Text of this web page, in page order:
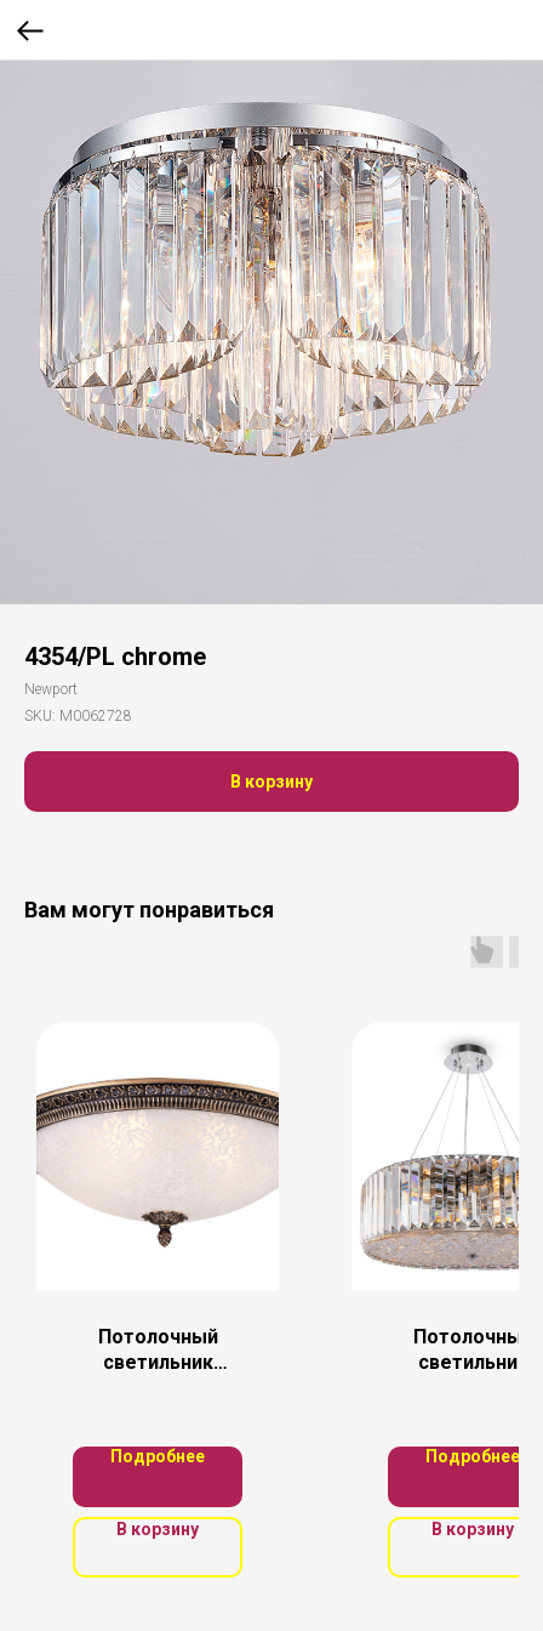
4354/PL chrome
Newport
SKU: М0062728
В корзину
Вам могут понравиться
Потолочный
светильник
Подробнее
В корзину
Потолочный
светильник
Подробнее
В корзину